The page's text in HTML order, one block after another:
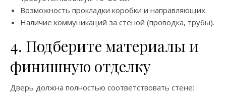
Возможность прокладки коробки и направляющих.
Наличие коммуникаций за стеной (проводка, трубы).
4. Подберите материалы и
финишную отделку
Дверь должна полностью соответствовать стене: